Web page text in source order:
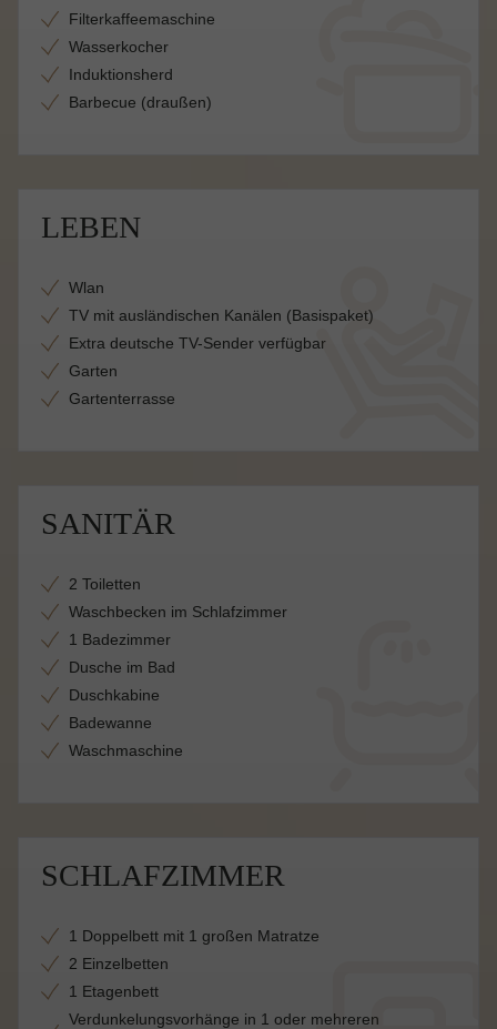
Filterkaffeemaschine
Wasserkocher
Induktionsherd
Barbecue (draußen)
LEBEN
Wlan
TV mit ausländischen Kanälen (Basispaket)
Extra deutsche TV-Sender verfügbar
Garten
Gartenterrasse
SANITÄR
2 Toiletten
Waschbecken im Schlafzimmer
1 Badezimmer
Dusche im Bad
Duschkabine
Badewanne
Waschmaschine
SCHLAFZIMMER
1 Doppelbett mit 1 großen Matratze
2 Einzelbetten
1 Etagenbett
Verdunkelungsvorhänge in 1 oder mehreren